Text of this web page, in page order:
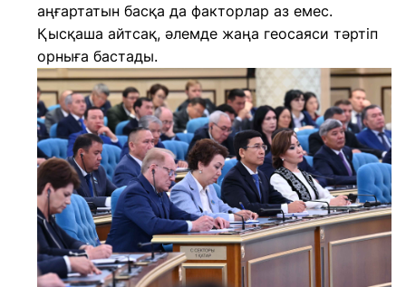
аңғартатын басқа да факторлар аз емес.
Қысқаша айтсақ, әлемде жаңа геосаяси тәртіп
орныға бастады.